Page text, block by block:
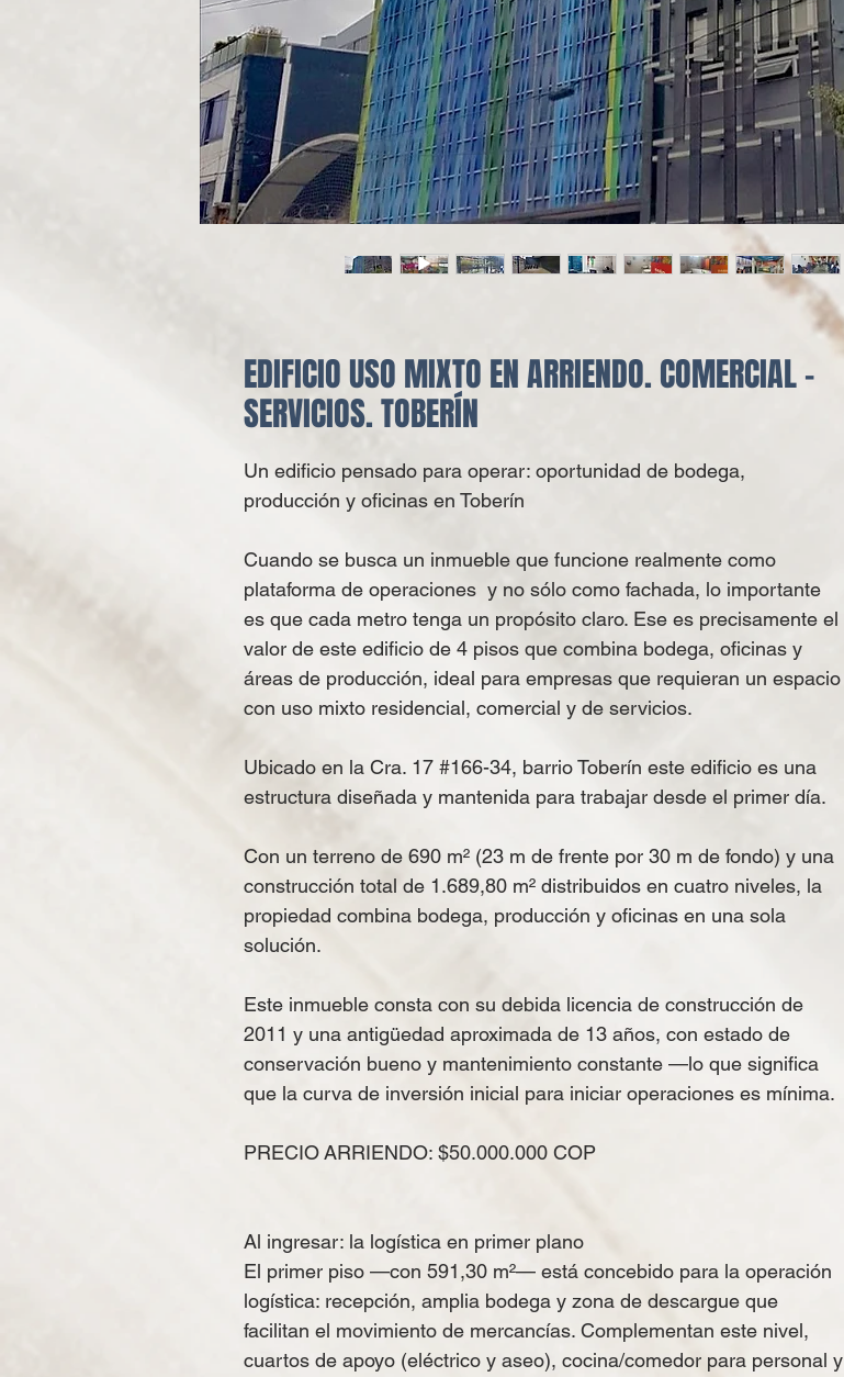
EDIFICIO USO MIXTO EN ARRIENDO. COMERCIAL -
SERVICIOS. TOBERÍN
Un edificio pensado para operar: oportunidad de bodega,
producción y oficinas en Toberín
Cuando se busca un inmueble que funcione realmente como
plataforma de operaciones y no sólo como fachada, lo importante
es que cada metro tenga un propósito claro. Ese es precisamente el
valor de este edificio de 4 pisos que combina bodega, oficinas y
áreas de producción, ideal para empresas que requieran un espacio
con uso mixto residencial, comercial y de servicios.
Ubicado en la Cra. 17 #166-34, barrio Toberín este edificio es una
estructura diseñada y mantenida para trabajar desde el primer día.
Con un terreno de 690 m² (23 m de frente por 30 m de fondo) y una
construcción total de 1.689,80 m² distribuidos en cuatro niveles, la
propiedad combina bodega, producción y oficinas en una sola
solución.
Este inmueble consta con su debida licencia de construcción de
2011 y una antigüedad aproximada de 13 años, con estado de
conservación bueno y mantenimiento constante —lo que significa
que la curva de inversión inicial para iniciar operaciones es mínima.
PRECIO ARRIENDO: $50.000.000 COP
Al ingresar: la logística en primer plano
El primer piso —con 591,30 m²— está concebido para la operación
logística: recepción, amplia bodega y zona de descargue que
facilitan el movimiento de mercancías. Complementan este nivel,
cuartos de apoyo (eléctrico y aseo), cocina/comedor para personal y